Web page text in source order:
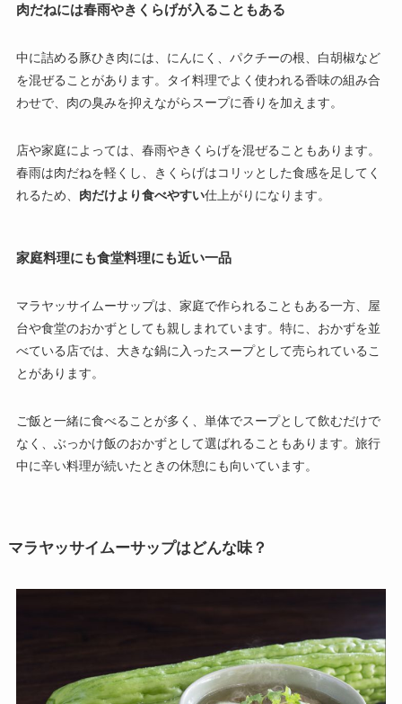
肉だねには春雨やきくらげが入ることもある
中に詰める豚ひき肉には、にんにく、パクチーの根、白胡椒など
を混ぜることがあります。タイ料理でよく使われる香味の組み合
わせで、肉の臭みを抑えながらスープに香りを加えます。
店や家庭によっては、春雨やきくらげを混ぜることもあります。
春雨は肉だねを軽くし、きくらげはコリッとした食感を足してく
れるため、 肉だけより食べやすい仕上がりになります。
家庭料理にも食堂料理にも近い一品
マラヤッサイムーサップは、家庭で作られることもある一方、屋
台や食堂のおかずとしても親しまれています。特に、おかずを並
べている店では、大きな鍋に入ったスープとして売られているこ
とがあります。
ご飯と一緒に食べることが多く、単体でスープとして飲むだけで
なく、ぶっかけ飯のおかずとして選ばれることもあります。旅行
中に辛い料理が続いたときの休憩にも向いています。
マラヤッサイムーサップはどんな味？